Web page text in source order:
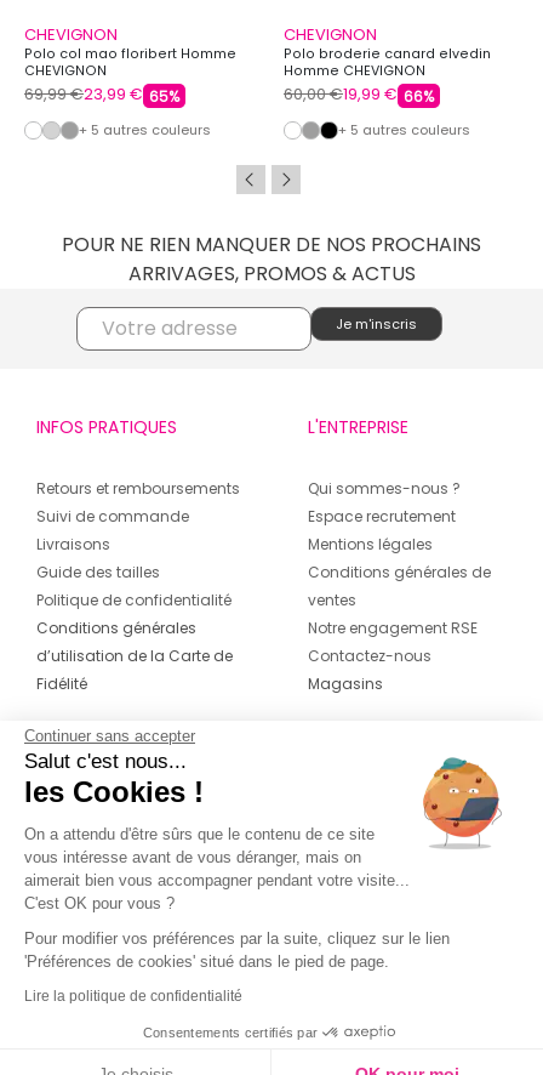
CHEVIGNON
Polo col mao floribert Homme
CHEVIGNON
69,99 €23,99 € 65%
+ 5 autres couleurs
CHEVIGNON
Polo broderie canard elvedin
Homme CHEVIGNON
60,00 €19,99 € 66%
+ 5 autres couleurs
POUR NE RIEN MANQUER DE NOS PROCHAINS
ARRIVAGES, PROMOS & ACTUS
INFOS PRATIQUES
Retours et remboursements
Suivi de commande
Livraisons
Guide des tailles
Politique de confidentialité
Conditions générales
d’utilisation de la Carte de
Fidélité
L'ENTREPRISE
Qui sommes-nous ?
Espace recrutement
Mentions légales
Conditions générales de
ventes
Notre engagement RSE
Contactez-nous
Magasins
CONTACT
04 42 20 78 42
Du lundi au jeudi de 8h30 à 16h30 & le
vendredi de 8h30 à 15h30
Continuer sans accepter
Salut c'est nous...
les Cookies !
On a attendu d'être sûrs que le contenu de ce site
vous intéresse avant de vous déranger, mais on
aimerait bien vous accompagner pendant votre visite...
C'est OK pour vous ?
Pour modifier vos préférences par la suite, cliquez sur le lien
'Préférences de cookies' situé dans le pied de page.
Lire la politique de confidentialité
Consentements certifiés par